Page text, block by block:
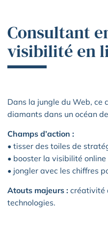
Consultant
visibilité en
Dans la jungle du Web, ce
diamants dans un océan
Champs d’action :
• tisser des toiles de
• booster la visibilité
• jongler avec les chiffres
Atouts majeurs : créativité
technologies.